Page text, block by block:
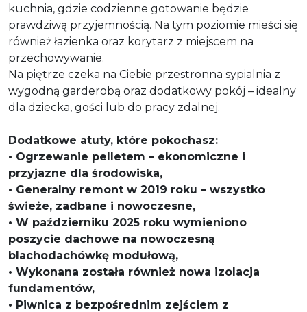
kuchnia, gdzie codzienne gotowanie będzie
prawdziwą przyjemnością. Na tym poziomie mieści się
również łazienka oraz korytarz z miejscem na
przechowywanie.
Na piętrze czeka na Ciebie przestronna sypialnia z
wygodną garderobą oraz dodatkowy pokój – idealny
dla dziecka, gości lub do pracy zdalnej.
Dodatkowe atuty, które pokochasz:
• Ogrzewanie pelletem – ekonomiczne i
przyjazne dla środowiska,
• Generalny remont w 2019 roku – wszystko
świeże, zadbane i nowoczesne,
• W październiku 2025 roku wymieniono
poszycie dachowe na nowoczesną
blachodachówkę modułową,
• Wykonana została również nowa izolacja
fundamentów,
• Piwnica z bezpośrednim zejściem z